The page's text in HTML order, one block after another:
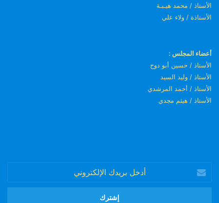
الأستاذ / محمد هيـبـة
الأستاذة / ولاء علي
أعضاء المجلس :
الأستاذ / حسين أبو دوح
الأستاذ / وليد السيد
الأستاذ / أحمد المرشدي
الأستاذ / هيثم مجدي
بريدك
الإلكتروني